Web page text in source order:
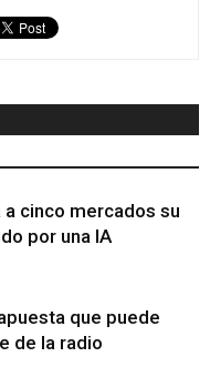
cinco mercados su
por una IA
que puede
de la radio